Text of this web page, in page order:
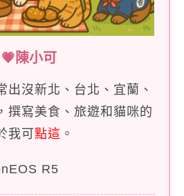
💗陳小可
出沒新北、台北、宜蘭、
撰寫美食、旅遊和貓咪的
我可點這 。
R5